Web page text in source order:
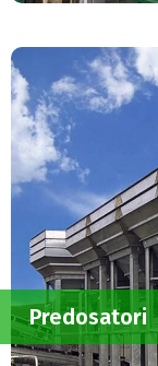
Predosatori